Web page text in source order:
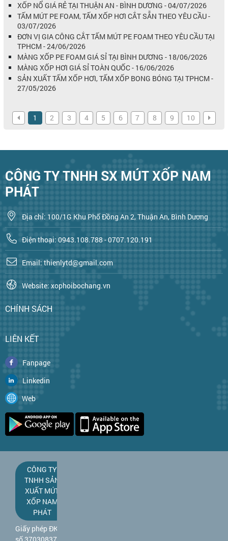
XỐP NỔ GIÁ RẺ TẠI THUẬN AN - BÌNH DƯƠNG - 04/07/2026
TẤM MÚT PE FOAM, TẤM XỐP HƠI CẮT SẴN THEO YÊU CẦU -
03/07/2026
ĐƠN VỊ GIA CÔNG CẮT TẤM MÚT PE FOAM THEO YÊU CẦU TẠI
TPHCM - 24/06/2026
MÀNG XỐP PE FOAM GIÁ SỈ TẠI BÌNH DƯƠNG - 18/06/2026
MÀNG XỐP HƠI GIÁ SỈ TOÀN QUỐC - 16/06/2026
SẢN XUẤT TẤM XỐP HƠI, TẤM XỐP BONG BÓNG TẠI TPHCM -
27/05/2026
1 2 3 4 5 6 7 8 9 10
CÔNG TY TNHH SX MÚT XỐP NAM
PHÁT
Địa chỉ: 100/1G Khu Phố Đồng An 2, Thuận An, Bình Dương
Điện thoại: 0943.108.788 - 0707.120.191
Email: thienlytd@gmail.com
Website: xophoibochang.vn
CHÍNH SÁCH
LIÊN KẾT
Fanpage
Linkedin
Web
CÔNG TY
TNHH SẢN
XUẤT MÚT
XỐP NAM
PHÁT
Giấy phép ĐKKD
số 3703083781